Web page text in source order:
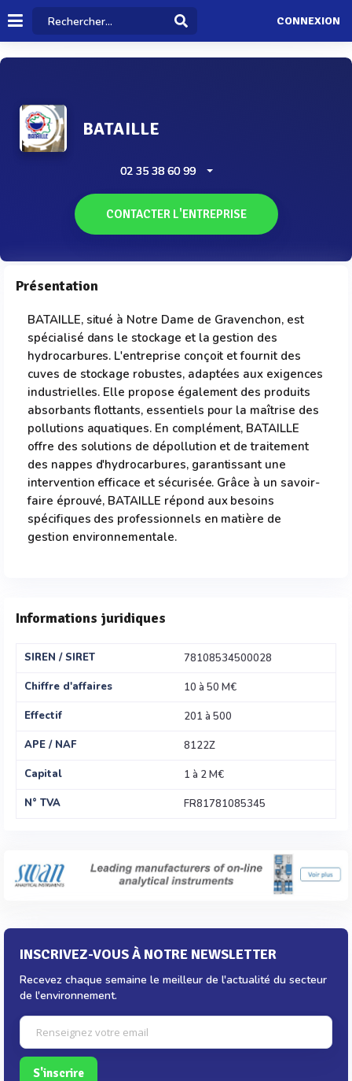
CONNEXION
BATAILLE
02 35 38 60 99
CONTACTER L'ENTREPRISE
Présentation
BATAILLE, situé à Notre Dame de Gravenchon, est
spécialisé dans le stockage et la gestion des
hydrocarbures. L'entreprise conçoit et fournit des
cuves de stockage robustes, adaptées aux exigences
industrielles. Elle propose également des produits
absorbants flottants, essentiels pour la maîtrise des
pollutions aquatiques. En complément, BATAILLE
offre des solutions de dépollution et de traitement
des nappes d'hydrocarbures, garantissant une
intervention efficace et sécurisée. Grâce à un savoir-
faire éprouvé, BATAILLE répond aux besoins
spécifiques des professionnels en matière de
gestion environnementale.
Informations juridiques
SIREN / SIRET
78108534500028
Chiffre d'affaires
10 à 50 M€
Effectif
201 à 500
APE / NAF
8122Z
Capital
1 à 2 M€
N° TVA
FR81781085345
INSCRIVEZ-VOUS À NOTRE NEWSLETTER
Recevez chaque semaine le meilleur de l'actualité du secteur
de l'environnement.
S'inscrire